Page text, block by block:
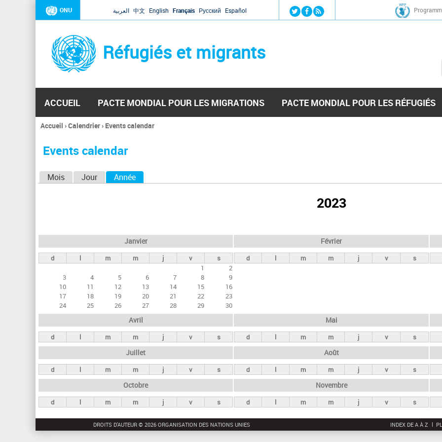
Jump to navigation
ONU العربية 中文 English Français Русский Español
Réfugiés et migrants
ACCUEIL PACTE MONDIAL POUR LES MIGRATIONS PACTE MONDIAL POUR LES RÉFUGIÉS
Vous
ici
Accueil ›Calendrier› Events calendar
Events calendar
e
t
s
n
c
i
p
a
x
Mois Jour Année
2023
Janvier
d l m m j v
s
1
2
3
4 5 6 7 8
9
10
11 12 13 14 15
16
17
18 19 20 21 22
23
24
25 26 27 28 29 30
Février
d l m m j v s
Avril
d l m m j v s
Mai
d l m m j v s
Juillet
d l m m j v s
Août
d l m m j v s
Octobre
d l m m j v s
Novembre
d l m m j v s
DROITS D'AUTEUR © 2026 ORGANISATION DES NATIONS UNIES INDEX DE A À Z